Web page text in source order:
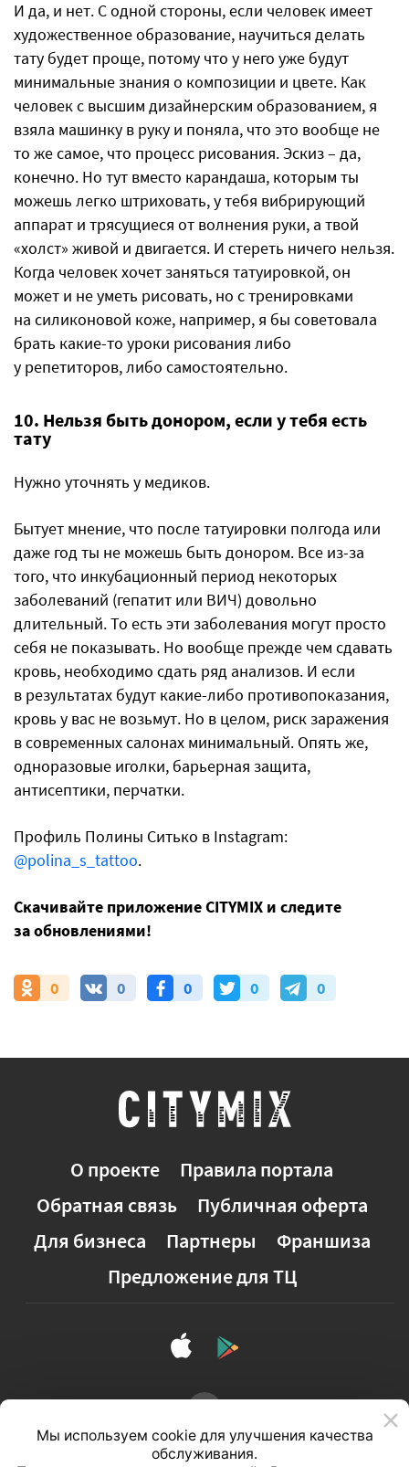
И да, и нет. С одной стороны, если человек имеет
художественное образование, научиться делать
тату будет проще, потому что у него уже будут
минимальные знания о композиции и цвете. Как
человек с высшим дизайнерским образованием, я
взяла машинку в руку и поняла, что это вообще не
то же самое, что процесс рисования. Эскиз – да,
конечно. Но тут вместо карандаша, которым ты
можешь легко штриховать, у тебя вибрирующий
аппарат и трясущиеся от волнения руки, а твой
«холст» живой и двигается. И стереть ничего нельзя.
Когда человек хочет заняться татуировкой, он
может и не уметь рисовать, но с тренировками
на силиконовой коже, например, я бы советовала
брать какие-то уроки рисования либо
у репетиторов, либо самостоятельно.
10. Нельзя быть донором, если у тебя есть
тату
Нужно уточнять у медиков.
Бытует мнение, что после татуировки полгода или
даже год ты не можешь быть донором. Все из-за
того, что инкубационный период некоторых
заболеваний (гепатит или ВИЧ) довольно
длительный. То есть эти заболевания могут просто
себя не показывать. Но вообще прежде чем сдавать
кровь, необходимо сдать ряд анализов. И если
в результатах будут какие-либо противопоказания,
кровь у вас не возьмут. Но в целом, риск заражения
в современных салонах минимальный. Опять же,
одноразовые иголки, барьерная защита,
антисептики, перчатки.
Профиль Полины Ситько в Instagram:
@polina_s_tattoo.
Скачивайте приложение CITYMIX и следите
за обновлениями!
0 0 0 0 0
О проекте
Правила портала
Обратная связь
Публичная оферта
Для бизнеса
Партнеры
Франшиза
Предложение для ТЦ
Мы используем cookie для улучшения качества
обслуживания.